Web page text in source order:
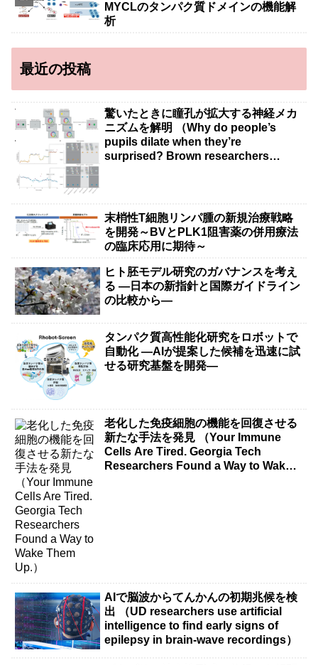
MYCLのタンパク質ドメインの機能解
析
最近の投稿
驚いたときに瞳孔が拡大する神経メカ
ニズムを解明 （Why do people’s
pupils dilate when they’re
surprised? Brown researchers
末梢性T細胞リンパ腫の新規治療戦略
を開発～BVとPLK1阻害薬の併用療法
の臨床応用に期待～
ヒト胚モデル研究のガバナンスを考え
る ―日本の新指針と国際ガイドライン
の比較から―
タンパク質高性能化研究をロボットで
自動化 ―AIが提案した候補を迅速に試
せる研究基盤を開発―
老化した免疫細胞の機能を回復させる
新たな手法を発見 （Your Immune
Cells Are Tired. Georgia Tech
Researchers Found a Way to Wake
AIで脳波からてんかんの初期兆候を検
出 （UD researchers use artificial
intelligence to find early signs of
epilepsy in brain-wave recordings）